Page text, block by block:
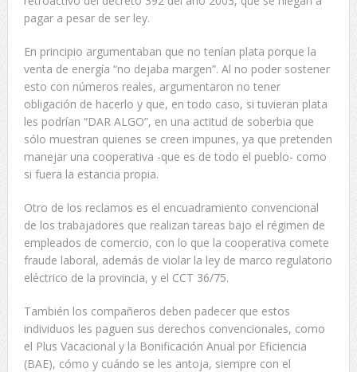
pagar a pesar de ser ley.
En principio argumentaban que no tenían plata porque la
venta de energía “no dejaba margen”. Al no poder sostener
esto con números reales, argumentaron no tener
obligación de hacerlo y que, en todo caso, si tuvieran plata
les podrían “DAR ALGO”, en una actitud de soberbia que
sólo muestran quienes se creen impunes, ya que pretenden
manejar una cooperativa -que es de todo el pueblo- como
si fuera la estancia propia.
Otro de los reclamos es el encuadramiento convencional
de los trabajadores que realizan tareas bajo el régimen de
empleados de comercio, con lo que la cooperativa comete
fraude laboral, además de violar la ley de marco regulatorio
eléctrico de la provincia, y el CCT 36/75.
También los compañeros deben padecer que estos
individuos les paguen sus derechos convencionales, como
el Plus Vacacional y la Bonificación Anual por Eficiencia
(BAE), cómo y cuándo se les antoja, siempre con el